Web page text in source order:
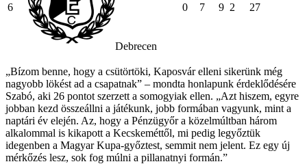
6
Debrecen
0 7 9 2 27
„Bízom benne, hogy a csütörtöki, Kaposvár elleni sikerünk még
nagyobb lökést ad a csapatnak” – mondta honlapunk érdeklődésére
Szabó, aki 26 pontot szerzett a somogyiak ellen. „Azt hiszem, egyre
jobban kezd összeállni a játékunk, jobb formában vagyunk, mint a
naptári év elején. Az, hogy a Pénzügyőr a közelmúltban három
alkalommal is kikapott a Kecskeméttől, mi pedig legyőztük
idegenben a Magyar Kupa-győztest, semmit nem jelent. Ez egy új
mérkőzés lesz, sok fog múlni a pillanatnyi formán.”